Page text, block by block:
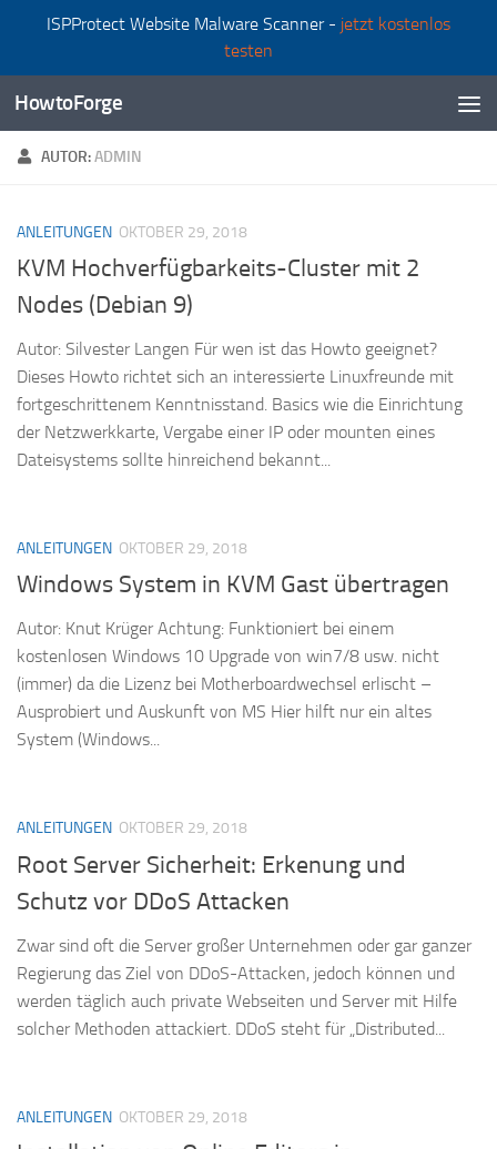
ISPProtect Website Malware Scanner - jetzt kostenlos
testen
Zum Inhalt springen
HowtoForge
AUTOR:ADMIN
ANLEITUNGEN OKTOBER 29, 2018
KVM Hochverfügbarkeits-Cluster mit 2
Nodes (Debian 9)
Autor: Silvester Langen Für wen ist das Howto geeignet?
Dieses Howto richtet sich an interessierte Linuxfreunde mit
fortgeschrittenem Kenntnisstand. Basics wie die Einrichtung
der Netzwerkkarte, Vergabe einer IP oder mounten eines
Dateisystems sollte hinreichend bekannt...
ANLEITUNGEN OKTOBER 29, 2018
Windows System in KVM Gast übertragen
Autor: Knut Krüger Achtung: Funktioniert bei einem
kostenlosen Windows 10 Upgrade von win7/8 usw. nicht
(immer) da die Lizenz bei Motherboardwechsel erlischt –
Ausprobiert und Auskunft von MS Hier hilft nur ein altes
System (Windows...
ANLEITUNGEN OKTOBER 29, 2018
Root Server Sicherheit: Erkenung und
Schutz vor DDoS Attacken
Zwar sind oft die Server großer Unternehmen oder gar ganzer
Regierung das Ziel von DDoS-Attacken, jedoch können und
werden täglich auch private Webseiten und Server mit Hilfe
solcher Methoden attackiert. DDoS steht für „Distributed...
ANLEITUNGEN OKTOBER 29, 2018